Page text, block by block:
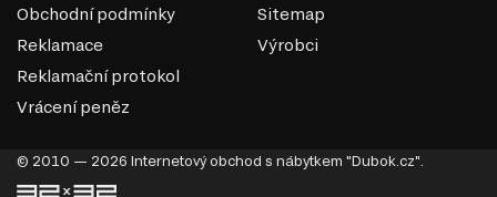
Obchodní podmínky
Reklamace
Reklamační protokol
Vrácení peněz
Sitemap
Výrobci
© 2010 — 2026 Internetový obchod s nábytkem "Dubok.cz".